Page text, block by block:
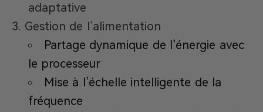
adaptative
Gestion de l’alimentation
Partage dynamique de l’énergie avec
le processeur
Mise à l’échelle intelligente de la
fréquence